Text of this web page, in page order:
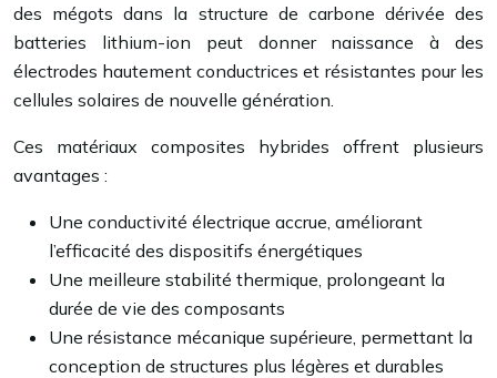
des mégots dans la structure de carbone dérivée des
batteries lithium-ion peut donner naissance à des
électrodes hautement conductrices et résistantes pour les
cellules solaires de nouvelle génération.
Ces matériaux composites hybrides offrent plusieurs
avantages :
Une conductivité électrique accrue, améliorant
l’efficacité des dispositifs énergétiques
Une meilleure stabilité thermique, prolongeant la
durée de vie des composants
Une résistance mécanique supérieure, permettant la
conception de structures plus légères et durables